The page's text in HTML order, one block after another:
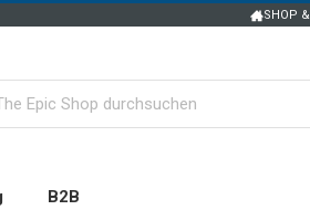
SHOP
B2B